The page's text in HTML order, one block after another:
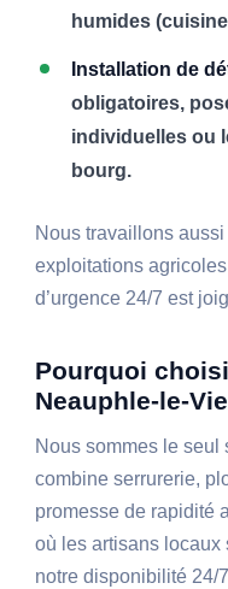
humides
Installation de
obligatoires,
individuelles ou
bourg.
Nous travaillons
exploitations
d’urgence 24/7 est
Pourquoi
Neauphle-le-
Nous sommes le seul
combine serrurerie,
promesse de rapidité
où les artisans locaux
notre disponibilité 24/